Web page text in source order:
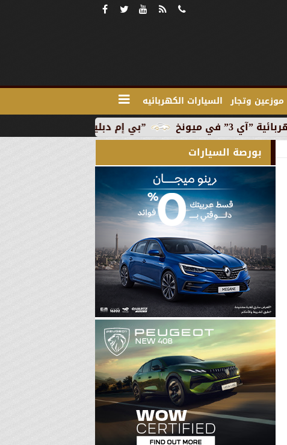
موزعين وتجار السيارات الكهربائيه
”بي إم دبليو” تبدأ الإنتاج التجاري للسيارة الكهربائية
بورصة السيارات